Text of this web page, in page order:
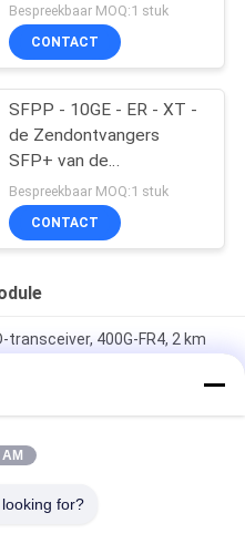
Bespreekbaar MOQ:1 stuk
CONTACT
SFPP - 10GE - ER - XT -
de Zendontvangers
SFP+ van de
Jeneverbessenrouter
Bespreekbaar MOQ:1 stuk
CONTACT
transceiver, 400G-FR4, 2 km
transceiver, 400G-DR4, 500m
transceiver, 400G-LR4, 10km
for?